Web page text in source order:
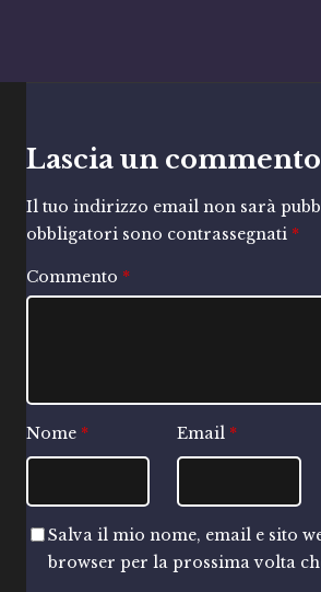
Lascia un commento
Il tuo indirizzo email non sarà
obbligatori sono contrassegnati *
Commento *
Nome * Email *
Salva il mio nome, email e sito
browser per la prossima volta